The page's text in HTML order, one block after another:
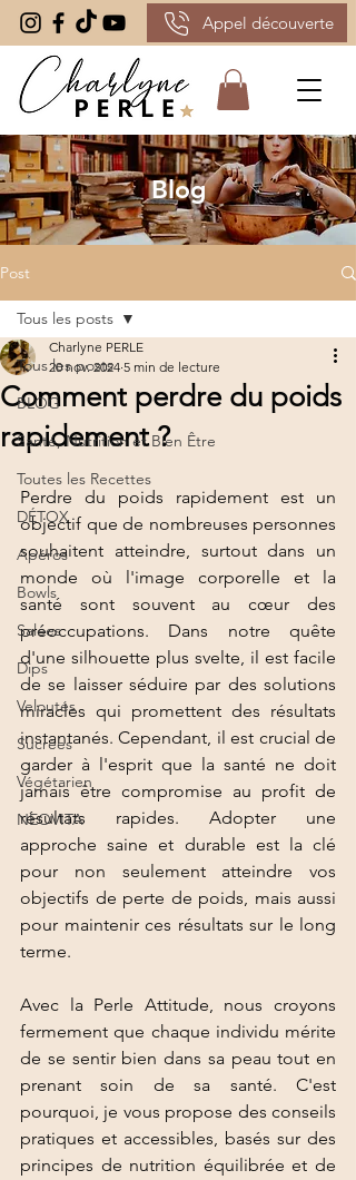
Appel découverte
Blog
Post
Tous les posts
BLOG
Santé, Nutrition et Bien Être
Toutes les Recettes
DÉTOX
Apéros
Bowls
Salées
Dips
Veloutés
Sucrées
Végétarien
NEOVITA
Tous les posts
Comment perdre du poids
rapidement ?
Charlyne PERLE
20 nov. 2024 5 min de lecture
Perdre du poids rapidement est un
objectif que de nombreuses personnes
souhaitent atteindre, surtout dans un
monde où l'image corporelle et la
santé sont souvent au cœur des
préoccupations. Dans notre quête
d'une silhouette plus svelte, il est facile
de se laisser séduire par des solutions
miracles qui promettent des résultats
instantanés. Cependant, il est crucial de
garder à l'esprit que la santé ne doit
jamais être compromise au profit de
résultats rapides. Adopter une
approche saine et durable est la clé
pour non seulement atteindre vos
objectifs de perte de poids, mais aussi
pour maintenir ces résultats sur le long
terme.
Avec la Perle Attitude, nous croyons
fermement que chaque individu mérite
de se sentir bien dans sa peau tout en
prenant soin de sa santé. C'est
pourquoi, je vous propose des conseils
pratiques et accessibles, basés sur des
principes de nutrition équilibrée et de